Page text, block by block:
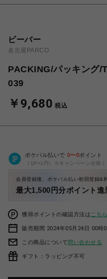
ビーバー
名古屋PARCO
PACKING/パッキング
039
￥9,680 税込
ポケパル払いで 0〜0ポイント
（1P=1円）※キャンペーン分除く
会員登録後、ポケパル払い初回登録&
最大1,500円分ポイント進
獲得ポイントの確認方法は こちら
販売期間 2024年05月24日 00時
この商品について問い合わせる
ギフト：ラッピング不可